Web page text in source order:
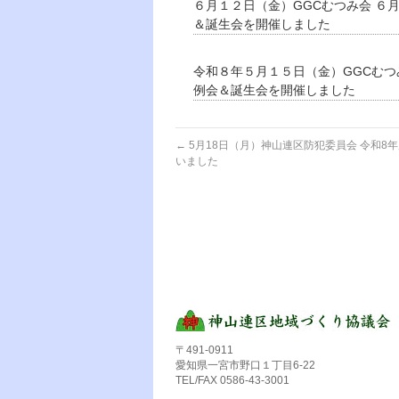
６月１２日（金）GGCむつみ会 ６
＆誕生会を開催しました
令和８年５月１５日（金）GGCむ
例会＆誕生会を開催しました
← 5月18日（月）神山連区防犯委員会 令和8
いました
〒491-0911
愛知県一宮市野口１丁目6-22
TEL/FAX 0586-43-3001